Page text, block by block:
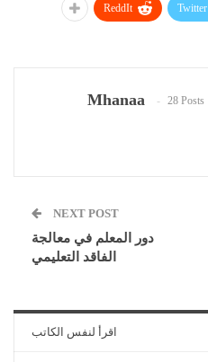
Twitter
ReddIt
Mhanaa 28 Posts
NEXT POST
دور المعلم في معالجة
الفاقد التعليمي
اقرأ لنفس الكاتب